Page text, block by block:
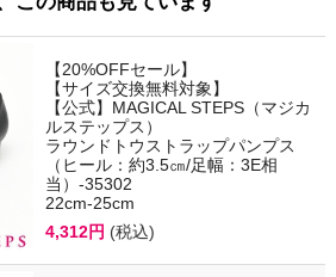
【20%OFFセール】
【サイズ交換無料対象】
【公式】MAGICAL STEPS（マジカ
ルステップス）
ラウンドトウストラップパンプス
（ヒール：約3.5㎝/足幅：3E相
当）-35302
22cm-25cm
4,312円 (税込)